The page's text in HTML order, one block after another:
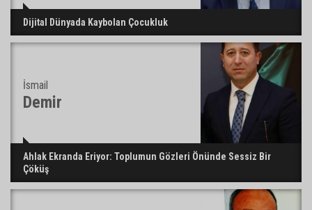
Dijital Dünyada Kaybolan Çocukluk
İsmail
Demir
Ahlak Ekranda Eriyor: Toplumun Gözleri Önünde Sessiz Bir
Çöküş